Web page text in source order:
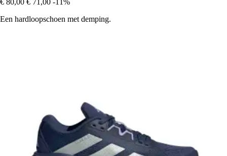
Een hardloopschoen met demping.